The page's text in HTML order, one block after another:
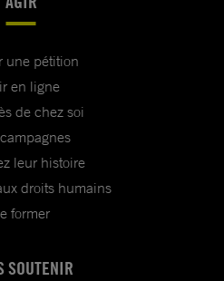
une pétition
en ligne
de chez soi
leur histoire
droits humains
former
SOUTENIR